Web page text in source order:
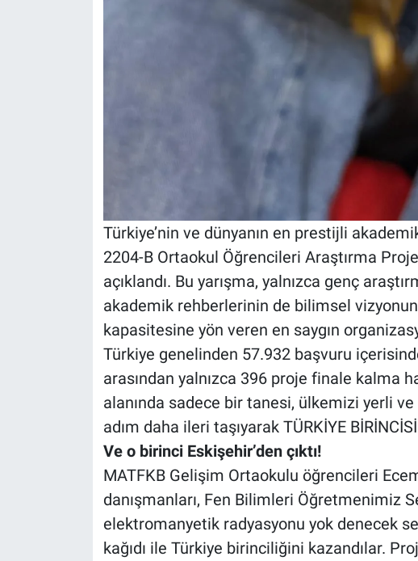
Türkiye’nin ve dünyanın en prestijli
2204-B Ortaokul Öğrencileri Araştırma
açıklandı. Bu yarışma, yalnızca genç
akademik rehberlerinin de bilimsel
kapasitesine yön veren en saygın
Türkiye genelinden 57.932 başvuru
arasından yalnızca 396 proje finale kalma
alanında sadece bir tanesi, ülkemizi yerli
adım daha ileri taşıyarak TÜRKİYE
Ve o birinci Eskişehir’den çıktı!
MATFKB Gelişim Ortaokulu öğrencileri
danışmanları, Fen Bilimleri Öğretmenimiz
elektromanyetik radyasyonu yok denecek
kağıdı ile Türkiye birinciliğini kazandılar.